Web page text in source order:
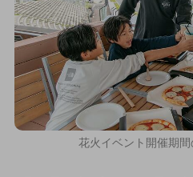
花火イベント開催期